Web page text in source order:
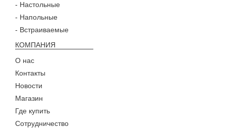
- Настольные
- Напольные
- Встраиваемые
КОМПАНИЯ
О нас
Контакты
Новости
Магазин
Где купить
Сотрудничество